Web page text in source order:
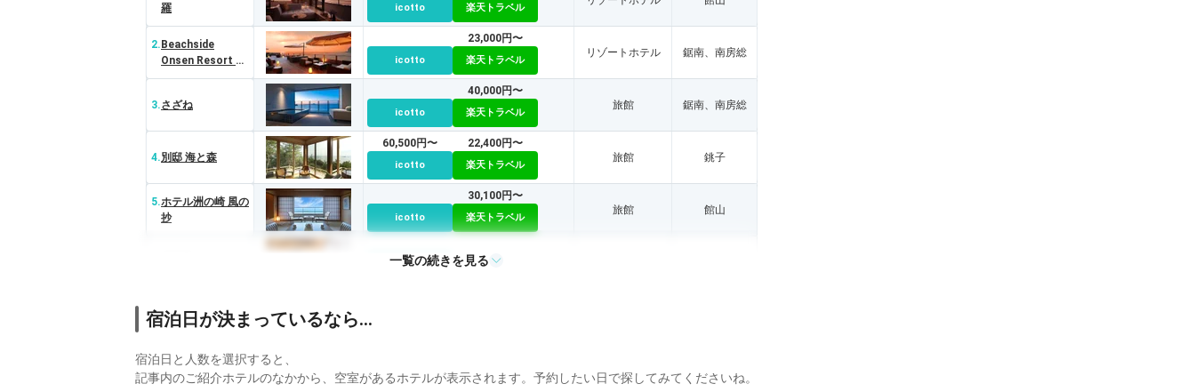
羅
icotto 楽天トラベル
2.Beachside
Onsen Resort ゆ
うみ
icotto
23,000円〜
楽天トラベル
リゾートホテル 鋸南、南房総
3.さざね
icotto
40,000円〜
楽天トラベル
旅館 鋸南、南房総
4.別邸 海と森
60,500円〜
icotto
22,400円〜
楽天トラベル
旅館 銚子
5.ホテル洲の崎 風の
抄
icotto
30,100円〜
楽天トラベル
旅館 館山
icotto
一覧の続きを見る
宿泊日が決まっているなら…
宿泊日と人数を選択すると、
記事内のご紹介ホテルのなかから、空室があるホテルが表示されます。予約したい日で探してみてくださいね。